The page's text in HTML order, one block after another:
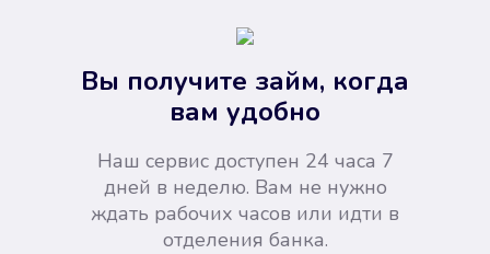
Вы получите займ, когда
вам удобно
Наш сервис доступен 24 часа 7
дней в неделю. Вам не нужно
ждать рабочих часов или идти в
отделения банка.